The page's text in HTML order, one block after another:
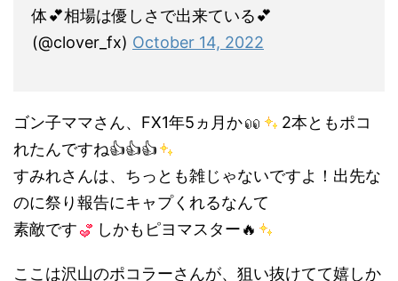
体💕相場は優しさで出来ている💕
(@clover_fx) October 14, 2022
ゴン子ママさん、FX1年5ヵ月か
2本ともポコ
れたんですね👍👍👍
すみれさんは、ちっとも雑じゃないですよ！出先な
のに祭り報告にキャプくれるなんて
素敵です
しかもピヨマスター🔥
ここは沢山のポコラーさんが、狙い抜けてて嬉しか